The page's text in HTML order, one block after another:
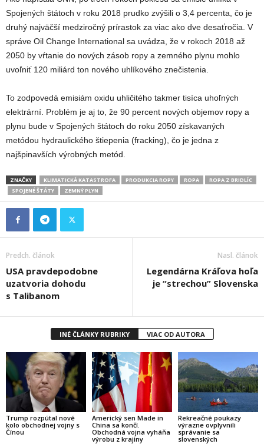
Spojených štátoch v roku 2018 prudko zvýšili o 3,4 percenta, čo je
druhý najväčší medziročný prírastok za viac ako dve desaťročia. V
správe Oil Change International sa uvádza, že v rokoch 2018 až
2050 by vŕtanie do nových zásob ropy a zemného plynu mohlo
uvoľniť 120 miliárd ton nového uhlíkového znečistenia.
To zodpovedá emisiám oxidu uhličitého takmer tisíca uhoľných
elektrární. Problém je aj to, že 90 percent nových objemov ropy a
plynu bude v Spojených štátoch do roku 2050 získavaných
metódou hydraulického štiepenia (fracking), čo je jedna z
najšpinavších výrobných metód.
ZNAČKY KLIMATICKÁ KATASTROFA PRODUKCIA ROPY ROPA
ROPA Z BRIDLÍC
SPOJENÉ ŠTÁTY
ZEMNÝ PLYN
Predch. článok
USA pravdepodobne
uzatvoria dohodu
s Talibanom
Nasl. článok
Legendárna Kráľova hoľa
je “strechou” Slovenska
INÉ ČLÁNKY RUBRIKY VIAC OD AUTORA
Trump rozpútal nové
kolo obchodnej vojny s
Čínou
Americký sen Made in
China sa končí.
Obchodná vojna vyháňa
výrobu z krajiny
Rekreačné poukazy
výrazne ovplyvnili
správanie sa
slovenských